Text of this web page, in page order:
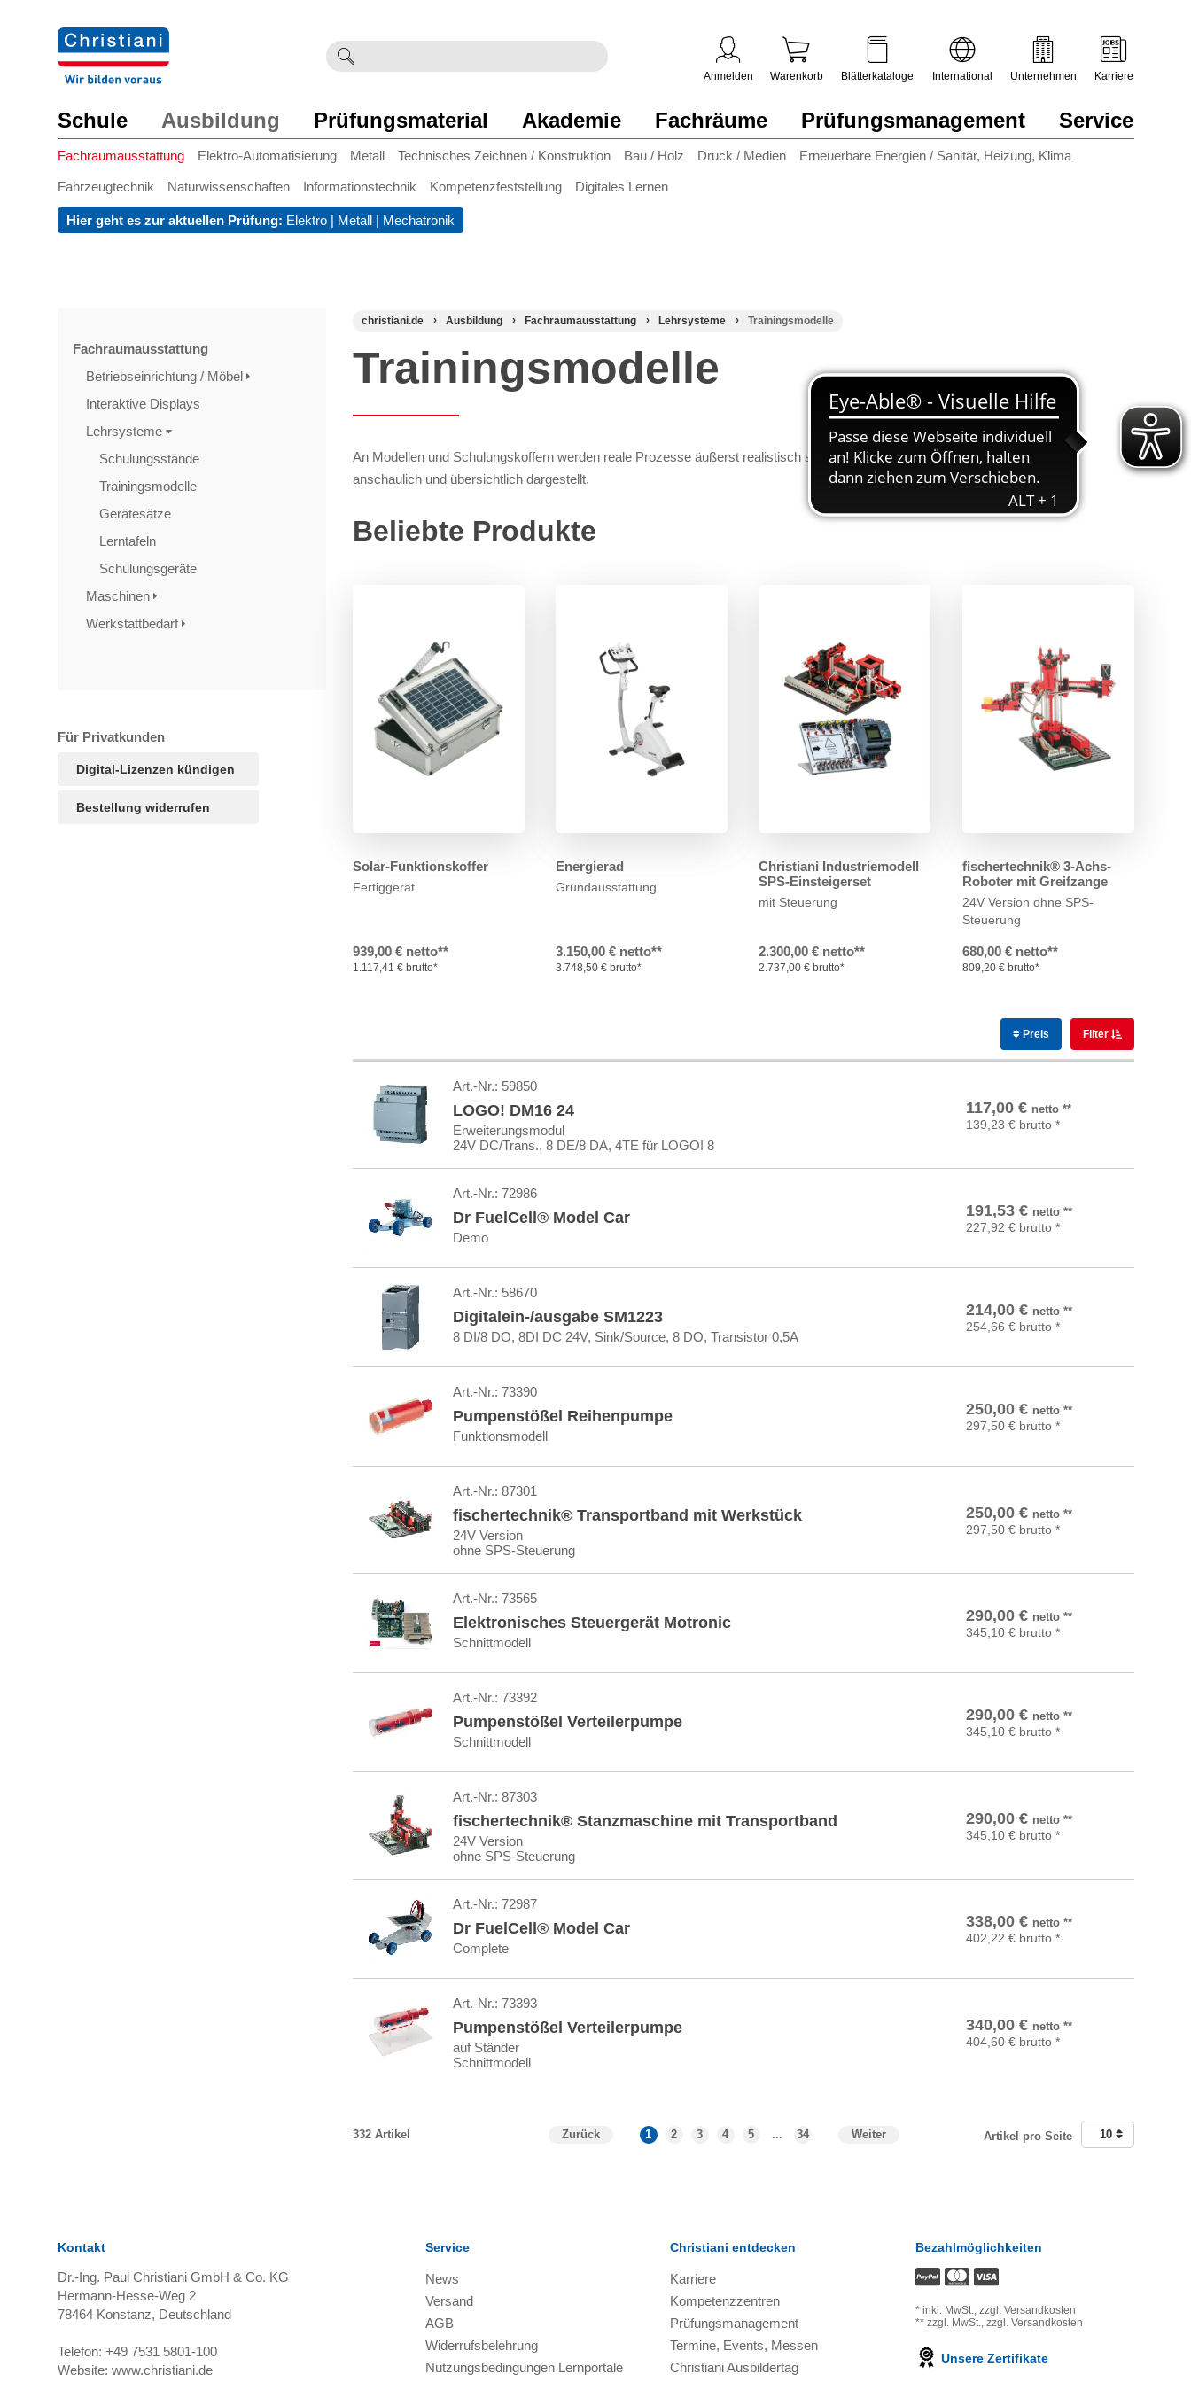
eingeben
Schule Ausbildung
Fachraumausstattung Elektro-Automatisierung Metall Technisches Zeichnen / Konstruktion Bau / Holz Druck / Medien Erneuerbare Energien / Sanitär, Heizung, Klima
Fahrzeugtechnik Naturwissenschaften Informationstechnik Kompetenzfeststellung Digitales Lernen
Prüfungsmaterial Akademie Fachräume Prüfungsmanagement Service
Hier geht es zur aktuellen Prüfung: Elektro | Metall | Mechatronik
Anmelden Warenkorb Blätterkataloge International Unternehmen Karriere
Fachraumausstattung
Betriebseinrichtung / Möbel
Interaktive Displays
Lehrsysteme
Schulungsstände
Trainingsmodelle
Gerätesätze
Lerntafeln
Schulungsgeräte
Maschinen
Werkstattbedarf
Für Privatkunden
Digital-Lizenzen kündigen
Bestellung widerrufen
christiani.de Ausbildung Fachraumausstattung Lehrsysteme Trainingsmodelle
Trainingsmodelle
An Modellen und Schulungskoffern werden reale Prozesse äußerst realistisch simuliert, komplexe Zusammenhänge werden
anschaulich und übersichtlich dargestellt.
Beliebte Produkte
Solar-Funktionskoffer
Fertiggerät
939,00 € netto**
1.117,41 € brutto*
Energierad
Grundausstattung
3.150,00 € netto**
3.748,50 € brutto*
Christiani Industriemodell
SPS-Einsteigerset
mit Steuerung
2.300,00 € netto**
2.737,00 € brutto*
fischertechnik® 3-Achs-
Roboter mit Greifzange
24V Version ohne SPS-
Steuerung
680,00 € netto**
809,20 € brutto*
Preis Filter
Art.-Nr.: 59850
LOGO! DM16 24
Erweiterungsmodul
24V DC/Trans., 8 DE/8 DA, 4TE für LOGO! 8
117,00 € netto**
139,23 € brutto *
In den Warenkorb
Art.-Nr.: 72986
Dr FuelCell® Model Car
Demo
191,53 € netto**
227,92 € brutto *
In den Warenkorb
Art.-Nr.: 58670
Digitalein-/ausgabe SM1223
8 DI/8 DO, 8DI DC 24V, Sink/Source, 8 DO, Transistor 0,5A
214,00 € netto**
254,66 € brutto *
In den Warenkorb
Art.-Nr.: 73390
Pumpenstößel Reihenpumpe
Funktionsmodell
250,00 € netto**
297,50 € brutto *
In den Warenkorb
Art.-Nr.: 87301
fischertechnik® Transportband mit Werkstück
24V Version
ohne SPS-Steuerung
250,00 € netto**
297,50 € brutto *
In den Warenkorb
Art.-Nr.: 73565
Elektronisches Steuergerät Motronic
Schnittmodell
290,00 € netto**
345,10 € brutto *
In den Warenkorb
Art.-Nr.: 73392
Pumpenstößel Verteilerpumpe
Schnittmodell
290,00 € netto**
345,10 € brutto *
In den Warenkorb
Art.-Nr.: 87303
fischertechnik® Stanzmaschine mit Transportband
24V Version
ohne SPS-Steuerung
290,00 € netto**
345,10 € brutto *
In den Warenkorb
Art.-Nr.: 72987
Dr FuelCell® Model Car
Complete
338,00 € netto**
402,22 € brutto *
In den Warenkorb
Art.-Nr.: 73393
Pumpenstößel Verteilerpumpe
auf Ständer
Schnittmodell
340,00 € netto**
404,60 € brutto *
In den Warenkorb
332 Artikel Zurück 1 2 3 4 5 ... 34 Weiter Artikel pro Seite 10
Kontakt
Dr.-Ing. Paul Christiani GmbH & Co. KG
Hermann-Hesse-Weg 2
78464Konstanz, Deutschland
Telefon: +49 7531 5801-100
Website: www.christiani.de
Service
News
Versand
AGB
Widerrufsbelehrung
Nutzungsbedingungen Lernportale
Christiani entdecken
Karriere
Kompetenzzentren
Prüfungsmanagement
Termine, Events, Messen
Christiani Ausbildertag
Bezahlmöglichkeiten
* inkl. MwSt., zzgl. Versandkosten
** zzgl. MwSt., zzgl. Versandkosten
Unsere Zertifikate